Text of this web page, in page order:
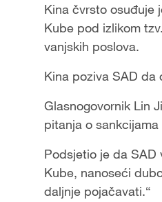
Kina čvrsto osuđuje
Kube pod izlikom
vanjskih poslova.
Kina poziva SAD da
Glasnogovornik Lin
pitanja o
Podsjetio je da
Kube, nanoseći
daljnje pojačavati.“